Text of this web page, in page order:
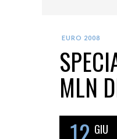
EURO 2008
MLN
GIU